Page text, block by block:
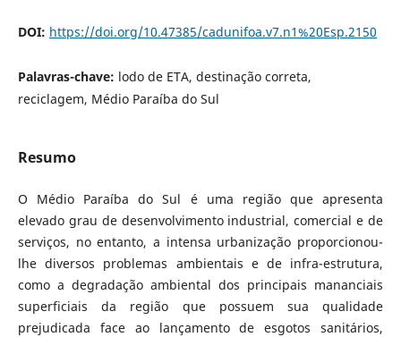
DOI: https://doi.org/10.47385/cadunifoa.v7.n1%20Esp.2150
Palavras-chave: lodo de ETA, destinação correta,
reciclagem, Médio Paraíba do Sul
Resumo
O Médio Paraíba do Sul é uma região que apresenta
elevado grau de desenvolvimento industrial, comercial e de
serviços, no entanto, a intensa urbanização proporcionou-
lhe diversos problemas ambientais e de infra-estrutura,
como a degradação ambiental dos principais mananciais
superficiais da região que possuem sua qualidade
prejudicada face ao lançamento de esgotos sanitários,